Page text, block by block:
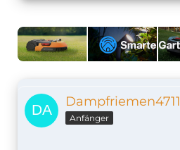
Dampfriemen4711
Anfänger